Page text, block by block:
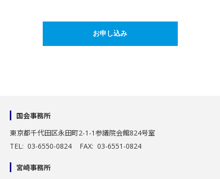
国会事務所
東京都千代田区永田町2-1-1参議院会館824号室
TEL: 03-6550-0824 FAX: 03-6551-0824
宮崎事務所